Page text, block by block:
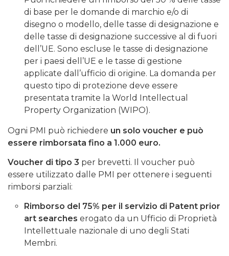
di base per le domande di marchio e/o di
disegno o modello, delle tasse di designazione e
delle tasse di designazione successive al di fuori
dell’UE. Sono escluse le tasse di designazione
per i paesi dell’UE e le tasse di gestione
applicate dall’ufficio di origine. La domanda per
questo tipo di protezione deve essere
presentata tramite la World Intellectual
Property Organization (WIPO).
Ogni PMI può richiedere un solo voucher e può
essere rimborsata fino a 1.000 euro.
Voucher di tipo 3 per brevetti. Il voucher può
essere utilizzato dalle PMI per ottenere i seguenti
rimborsi parziali:
Rimborso del 75% per il servizio di Patent prior
art searches erogato da un Ufficio di Proprietà
Intellettuale nazionale di uno degli Stati
Membri.